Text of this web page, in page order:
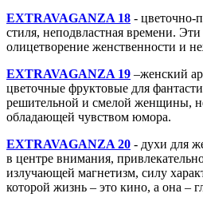
EXTRAVAGANZA 18 - цветочно-
стиля, неподвластная времени.
олицетворение женственности и
EXTRAVAGANZA 19 –женский
цветочные фруктовые для
решительной и смелой женщины,
обладающей чувством юмора.
EXTRAVAGANZA 20 - духи для
в центре внимания,
излучающей магнетизм, силу
которой жизнь – это кино, а она –